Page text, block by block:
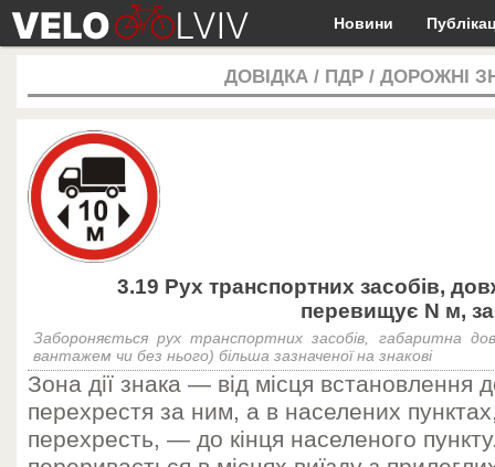
Новини
ДОВІДКА / ПДР / ДОРОЖНІ
3.19 Рух транспортних засобів,
перевищує N м,
Забороняється рух транспортних засобів, габаритна
вантажем чи без нього) більша зазначеної на знакові
Зона дії знака — від місця встановлення
перехрестя за ним, а в населених
перехресть, — до кінця населеного